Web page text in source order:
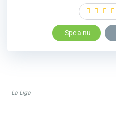
Spela nu
La Liga